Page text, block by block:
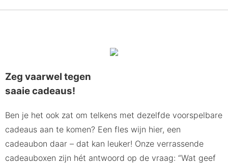
Zeg vaarwel tegen
saaie cadeaus!
Ben je het ook zat om telkens met dezelfde voorspelbare
cadeaus aan te komen? Een fles wijn hier, een
cadeaubon daar – dat kan leuker! Onze verrassende
cadeauboxen zijn hét antwoord op de vraag: “Wat geef